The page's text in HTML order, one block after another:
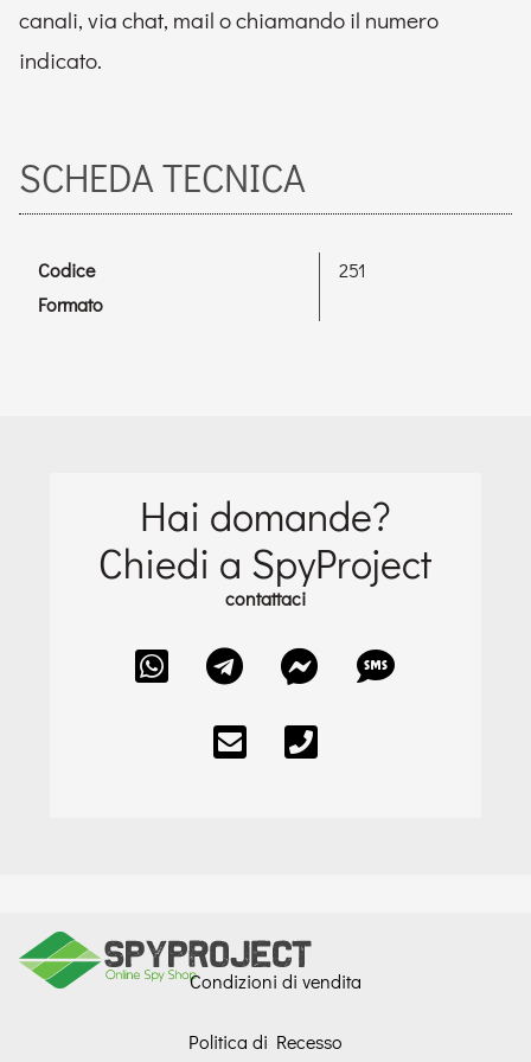
canali, via chat, mail o chiamando il numero
indicato.
SCHEDA TECNICA
Codice
251
Formato
Hai domande?
Chiedi a SpyProject
contattaci
Condizioni di vendita
Politica di Recesso